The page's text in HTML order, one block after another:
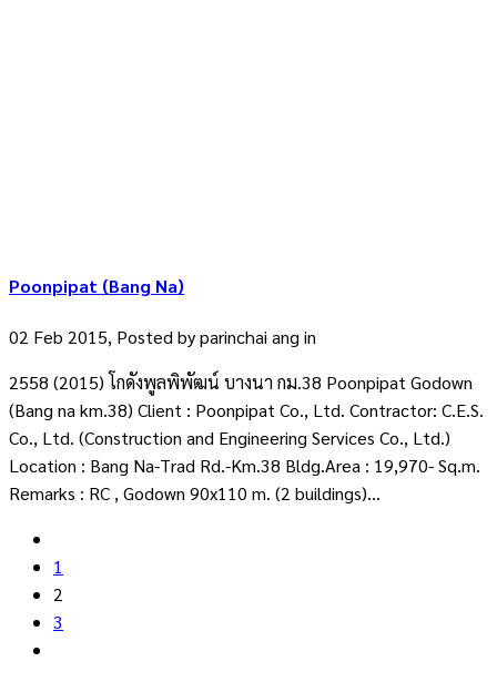
Poonpipat (Bang Na)
02 Feb 2015, Posted byparinchai ang in
2558 (2015) โกดังพูลพิพัฒน์ บางนา กม.38 Poonpipat Godown
(Bang na km.38) Client : Poonpipat Co., Ltd. Contractor: C.E.S.
Co., Ltd. (Construction and Engineering Services Co., Ltd.)
Location : Bang Na-Trad Rd.-Km.38 Bldg.Area : 19,970- Sq.m.
Remarks : RC , Godown 90x110 m. (2 buildings)...
1
2
3